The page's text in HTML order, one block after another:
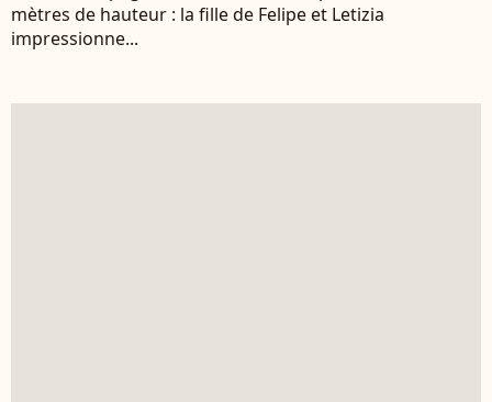
mètres de hauteur : la fille de Felipe et Letizia
impressionne...